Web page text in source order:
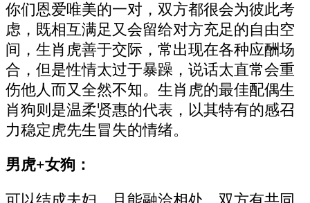
你们恩爱唯美的一对，双方都很会为彼此考
虑，既相互满足又会留给对方充足的自由空
间，生肖虎善于交际，常出现在各种应酬场
合，但是性情太过于暴躁，说话太直常会重
伤他人而又全然不知。生肖虎的最佳配偶生
肖狗则是温柔贤惠的代表，以其特有的感召
力稳定虎先生冒失的情绪。
男虎+女狗：